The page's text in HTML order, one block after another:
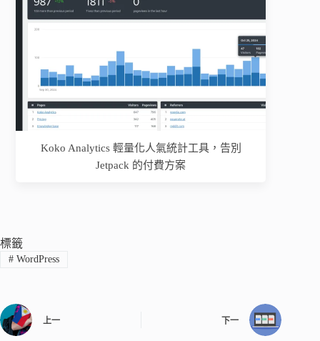
Koko Analytics 輕量化人氣統計工具，告別
Jetpack 的付費方案
標籤
#WordPress
上一 下一